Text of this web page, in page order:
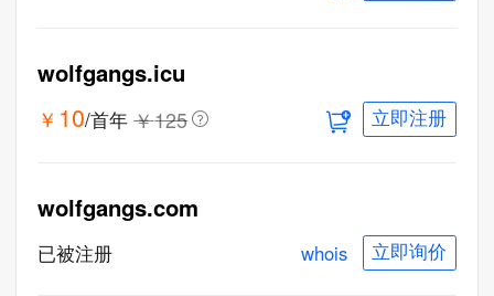
wolfgangs.icu
￥ 10/首年 ￥125 立即注册
wolfgangs.com
已被注册 whois 立即询价